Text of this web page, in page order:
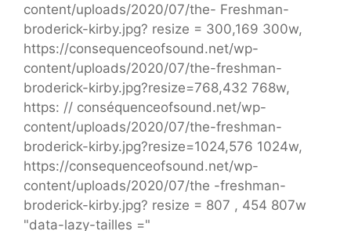
content/uploads/2020/07/the- Freshman-
broderick-kirby.jpg? resize = 300,169 300w,
https://consequenceofsound.net/wp-
content/uploads/2020/07/the-freshman-
broderick-kirby.jpg?resize=768,432 768w,
https: // conséquenceofsound.net/wp-
content/uploads/2020/07/the-freshman-
broderick-kirby.jpg?resize=1024,576 1024w,
https://consequenceofsound.net/wp-
content/uploads/2020/07/the -freshman-
broderick-kirby.jpg? resize = 807 , 454 807w
"data-lazy-tailles ="